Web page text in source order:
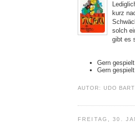
kurz
solch
gibt es
Gern
Gern
AUTOR: UDO
FREITAG, 30.